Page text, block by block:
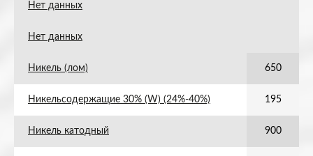
Нет данных
Нет данных
Никель (лом) 650
Никельсодержащие 30% (W) (24%-40%) 195
Никель катодный 900